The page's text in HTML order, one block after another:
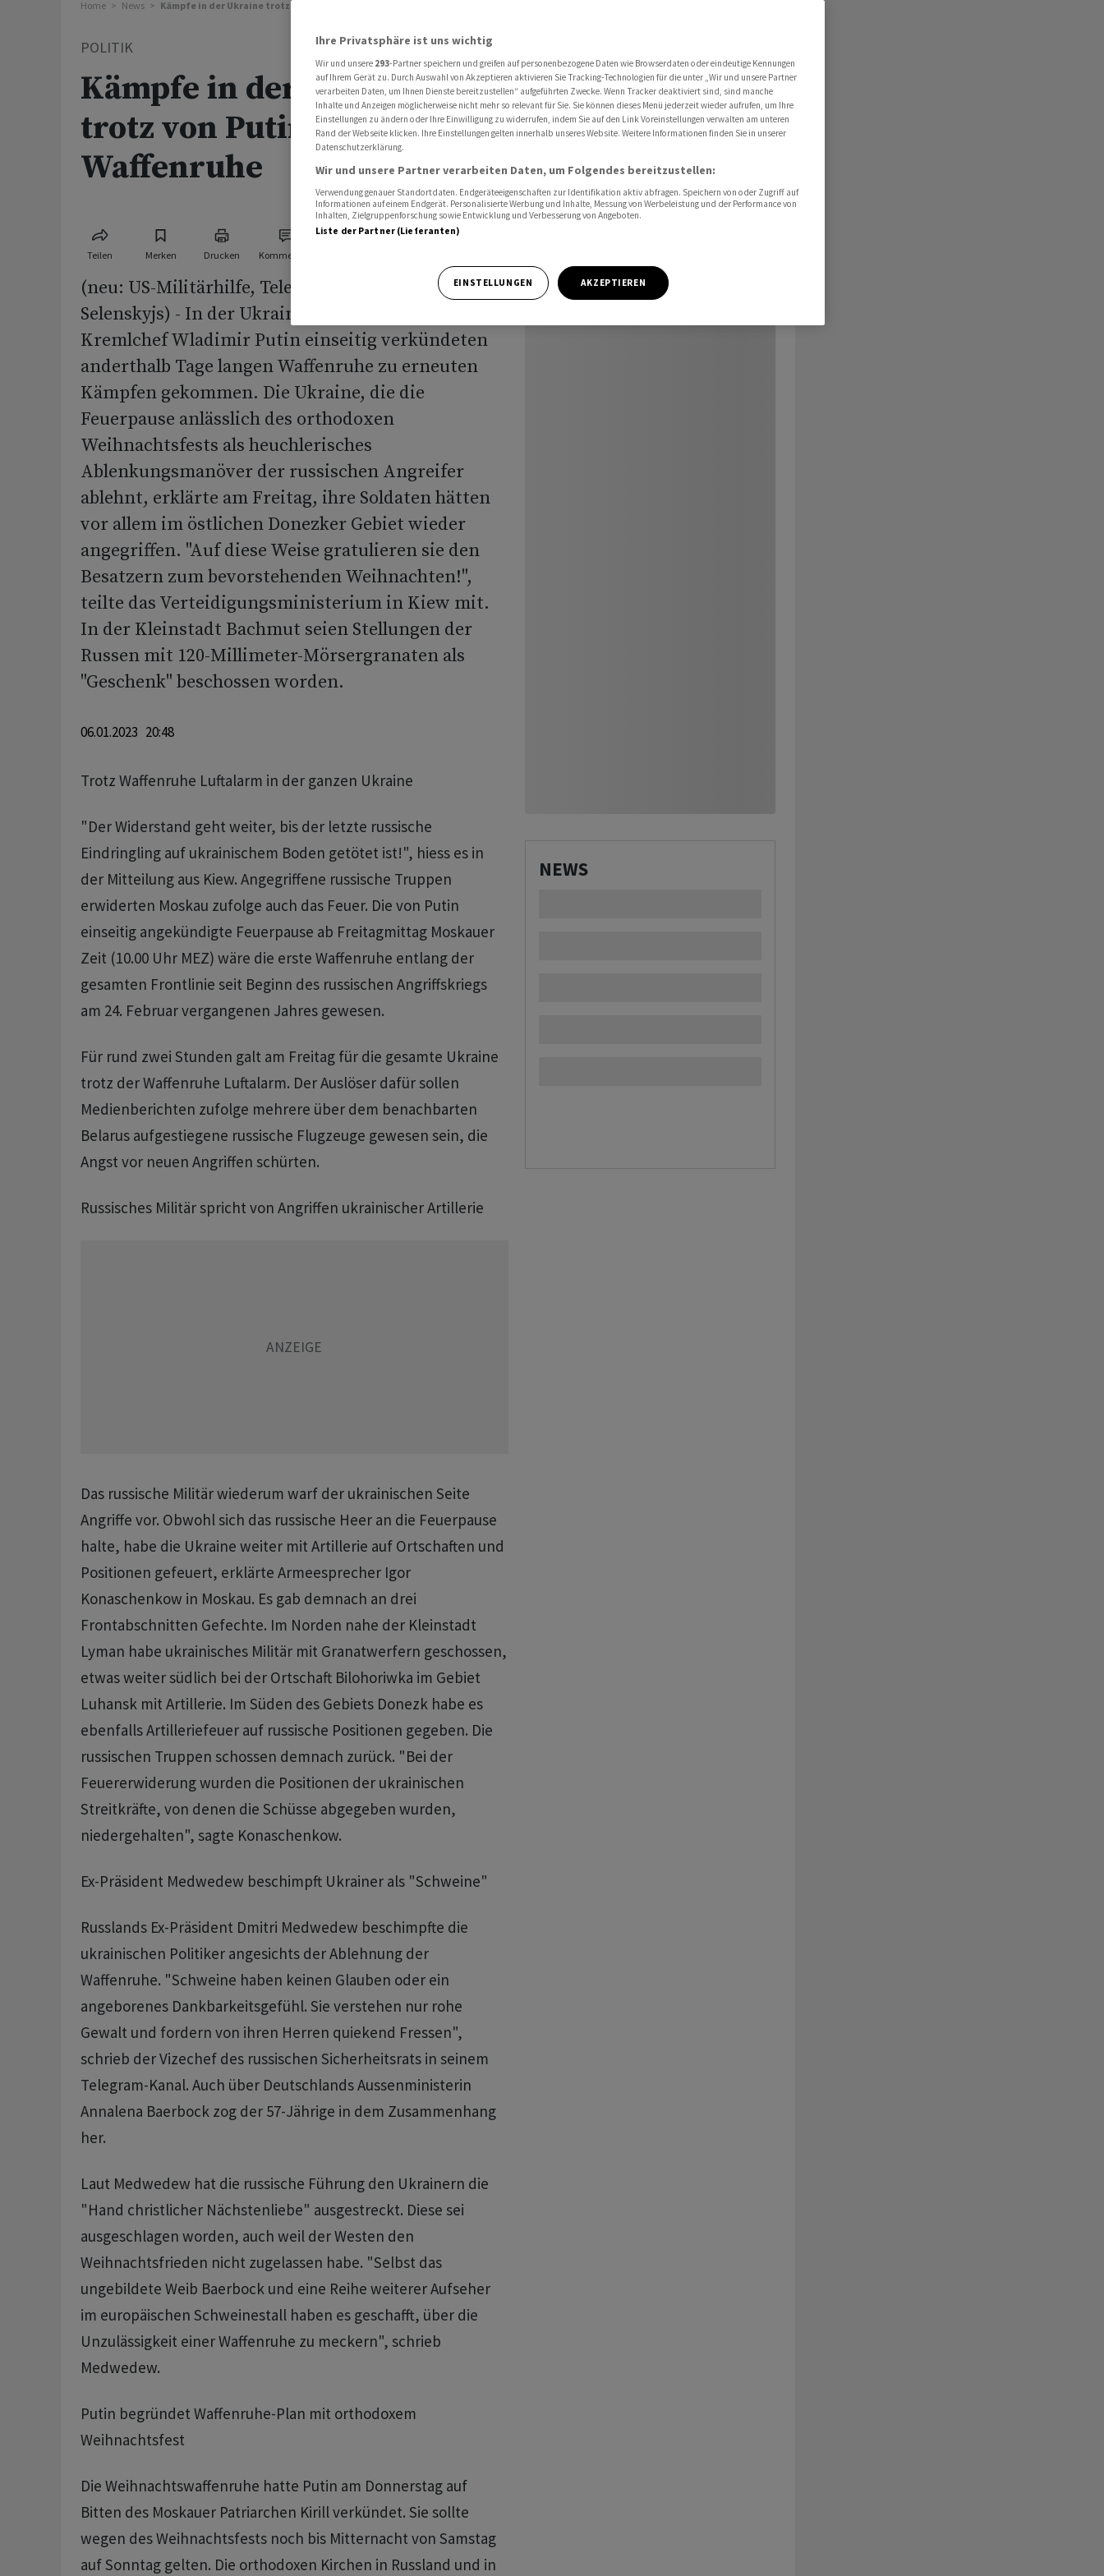
Home News Kämpfe in der Ukraine trotz von Putin verkündeter Waffenruhe
POLITIK
Kämpfe in der Ukraine
trotz von Putin verkündeter
Waffenruhe
Teilen Merken Drucken Kommentare
(neu: US-Militärhilfe, Telefonat Scholz, Botschaft
Selenskyjs) - In der Ukraine ist es trotz der von
Kremlchef Wladimir Putin einseitig verkündeten
anderthalb Tage langen Waffenruhe zu erneuten
Kämpfen gekommen. Die Ukraine, die die
Feuerpause anlässlich des orthodoxen
Weihnachtsfests als heuchlerisches
Ablenkungsmanöver der russischen Angreifer
ablehnt, erklärte am Freitag, ihre Soldaten hätten
vor allem im östlichen Donezker Gebiet wieder
angegriffen. "Auf diese Weise gratulieren sie den
Besatzern zum bevorstehenden Weihnachten!",
teilte das Verteidigungsministerium in Kiew mit.
In der Kleinstadt Bachmut seien Stellungen der
Russen mit 120-Millimeter-Mörsergranaten als
"Geschenk" beschossen worden.
06.01.2023 20:48
Trotz Waffenruhe Luftalarm in der ganzen Ukraine
"Der Widerstand geht weiter, bis der letzte russische
Eindringling auf ukrainischem Boden getötet ist!", hiess es in
der Mitteilung aus Kiew. Angegriffene russische Truppen
erwiderten Moskau zufolge auch das Feuer. Die von Putin
einseitig angekündigte Feuerpause ab Freitagmittag Moskauer
Zeit (10.00 Uhr MEZ) wäre die erste Waffenruhe entlang der
gesamten Frontlinie seit Beginn des russischen Angriffskriegs
am 24. Februar vergangenen Jahres gewesen.
Für rund zwei Stunden galt am Freitag für die gesamte Ukraine
trotz der Waffenruhe Luftalarm. Der Auslöser dafür sollen
Medienberichten zufolge mehrere über dem benachbarten
Belarus aufgestiegene russische Flugzeuge gewesen sein, die
Angst vor neuen Angriffen schürten.
Russisches Militär spricht von Angriffen ukrainischer Artillerie
Das russische Militär wiederum warf der ukrainischen Seite
Angriffe vor. Obwohl sich das russische Heer an die Feuerpause
halte, habe die Ukraine weiter mit Artillerie auf Ortschaften und
Positionen gefeuert, erklärte Armeesprecher Igor
Konaschenkow in Moskau. Es gab demnach an drei
Frontabschnitten Gefechte. Im Norden nahe der Kleinstadt
Lyman habe ukrainisches Militär mit Granatwerfern geschossen,
etwas weiter südlich bei der Ortschaft Bilohoriwka im Gebiet
Luhansk mit Artillerie. Im Süden des Gebiets Donezk habe es
ebenfalls Artilleriefeuer auf russische Positionen gegeben. Die
russischen Truppen schossen demnach zurück. "Bei der
Feuererwiderung wurden die Positionen der ukrainischen
Streitkräfte, von denen die Schüsse abgegeben wurden,
niedergehalten", sagte Konaschenkow.
Ex-Präsident Medwedew beschimpft Ukrainer als "Schweine"
Russlands Ex-Präsident Dmitri Medwedew beschimpfte die
ukrainischen Politiker angesichts der Ablehnung der
Waffenruhe. "Schweine haben keinen Glauben oder ein
angeborenes Dankbarkeitsgefühl. Sie verstehen nur rohe
Gewalt und fordern von ihren Herren quiekend Fressen",
schrieb der Vizechef des russischen Sicherheitsrats in seinem
Telegram-Kanal. Auch über Deutschlands Aussenministerin
Annalena Baerbock zog der 57-Jährige in dem Zusammenhang
her.
Laut Medwedew hat die russische Führung den Ukrainern die
"Hand christlicher Nächstenliebe" ausgestreckt. Diese sei
ausgeschlagen worden, auch weil der Westen den
Weihnachtsfrieden nicht zugelassen habe. "Selbst das
ungebildete Weib Baerbock und eine Reihe weiterer Aufseher
im europäischen Schweinestall haben es geschafft, über die
Unzulässigkeit einer Waffenruhe zu meckern", schrieb
Medwedew.
Putin begründet Waffenruhe-Plan mit orthodoxem
Weihnachtsfest
Die Weihnachtswaffenruhe hatte Putin am Donnerstag auf
Bitten des Moskauer Patriarchen Kirill verkündet. Sie sollte
wegen des Weihnachtsfests noch bis Mitternacht von Samstag
auf Sonntag gelten. Die orthodoxen Kirchen in Russland und in
NEWS
Ihre Privatsphäre ist uns wichtig
Wir und unsere 293-Partner speichern und greifen auf personenbezogene Daten wie Browserdaten oder eindeutige Kennungen
auf Ihrem Gerät zu. Durch Auswahl von Akzeptieren aktivieren Sie Tracking-Technologien für die unter „Wir und unsere Partner
verarbeiten Daten, um Ihnen Dienste bereitzustellen“ aufgeführten Zwecke. Wenn Tracker deaktiviert sind, sind manche
Inhalte und Anzeigen möglicherweise nicht mehr so relevant für Sie. Sie können dieses Menü jederzeit wieder aufrufen, um Ihre
Einstellungen zu ändern oder Ihre Einwilligung zu widerrufen, indem Sie auf den Link Voreinstellungen verwalten am unteren
Rand der Webseite klicken. Ihre Einstellungen gelten innerhalb unseres Website. Weitere Informationen finden Sie in unserer
Datenschutzerklärung.
Wir und unsere Partner verarbeiten Daten, um Folgendes bereitzustellen:
Verwendung genauer Standortdaten. Endgeräteeigenschaften zur Identifikation aktiv abfragen. Speichern von oder Zugriff auf
Informationen auf einem Endgerät. Personalisierte Werbung und Inhalte, Messung von Werbeleistung und der Performance von
Inhalten, Zielgruppenforschung sowie Entwicklung und Verbesserung von Angeboten.
Liste der Partner (Lieferanten)
EINSTELLUNGEN AKZEPTIEREN